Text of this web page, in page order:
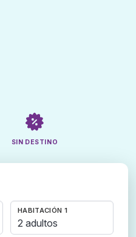
SIN DESTINO
HABITACIÓN 1
2 adultos